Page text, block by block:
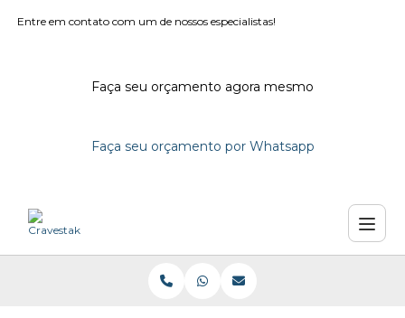
Entre em contato com um de nossos especialistas!
Faça seu orçamento agora mesmo
Faça seu orçamento por Whatsapp